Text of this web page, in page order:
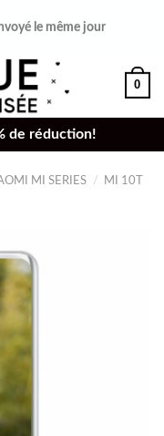
le même jour
0
de réduction!
MI SERIES /
MI 10T